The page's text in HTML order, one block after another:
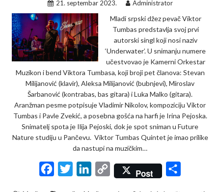
21. septembar 2023. Administrator
Mladi srpski džez pevač Viktor
Tumbas predstavlja svoj prvi
autorski singl koji nosi naziv
‘Underwater’. U snimanju numere
učestvovao je Kamerni Orkestar
Muzikon i bend Viktora Tumbasa, koji broji pet članova: Stevan
Milijanović (klavir), Aleksa Milijanović (bubnjevi), Miroslav
Šarbanović (kontrabas, bas gitara) i Luka Malko (gitara).
Aranžman pesme potpisuje Vladimir Nikolov, kompoziciju Viktor
Tumbas i Pavle Zvekić, a posebna gošća na harfi je Irina Pejoska.
Snimatelj spota je Ilija Pejoski, dok je spot sniman u Future
Nature studiju u Pančevu. Viktor Tumbas Quintet je imao prilike
da nastupi na muzičkim…
C
Post